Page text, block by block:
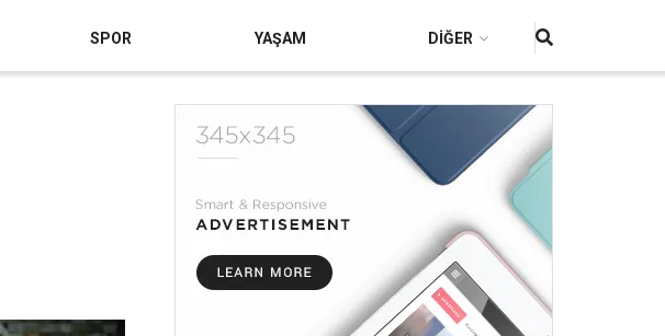
SPOR YAŞAM DİĞER